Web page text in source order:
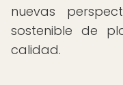
nuevas
sostenible de
calidad.